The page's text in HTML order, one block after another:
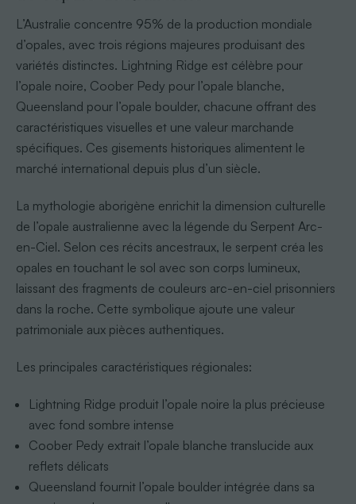
L’Australie concentre 95% de la production mondiale
d’opales, avec trois régions majeures produisant des
variétés distinctes. Lightning Ridge est célèbre pour
l’opale noire, Coober Pedy pour l’opale blanche,
Queensland pour l’opale boulder, chacune offrant des
caractéristiques visuelles et une valeur marchande
spécifiques. Ces gisements historiques alimentent le
marché international depuis plus d’un siècle.
La mythologie aborigène enrichit la dimension culturelle
de l’opale australienne avec la légende du Serpent Arc-
en-Ciel. Selon ces récits ancestraux, le serpent créa les
opales en touchant le sol avec son corps lumineux,
laissant des fragments de couleurs arc-en-ciel prisonniers
dans la roche. Cette symbolique ajoute une valeur
patrimoniale aux pièces authentiques.
Les principales caractéristiques régionales:
Lightning Ridge produit l’opale noire la plus précieuse
avec fond sombre intense
Coober Pedy extrait l’opale blanche translucide aux
reflets délicats
Queensland fournit l’opale boulder intégrée dans sa